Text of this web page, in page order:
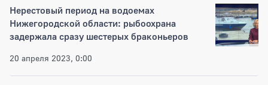
Нерестовый период на водоемах
Нижегородской области: рыбоохрана
задержала сразу шестерых браконьеров
20 апреля 2023, 0:00